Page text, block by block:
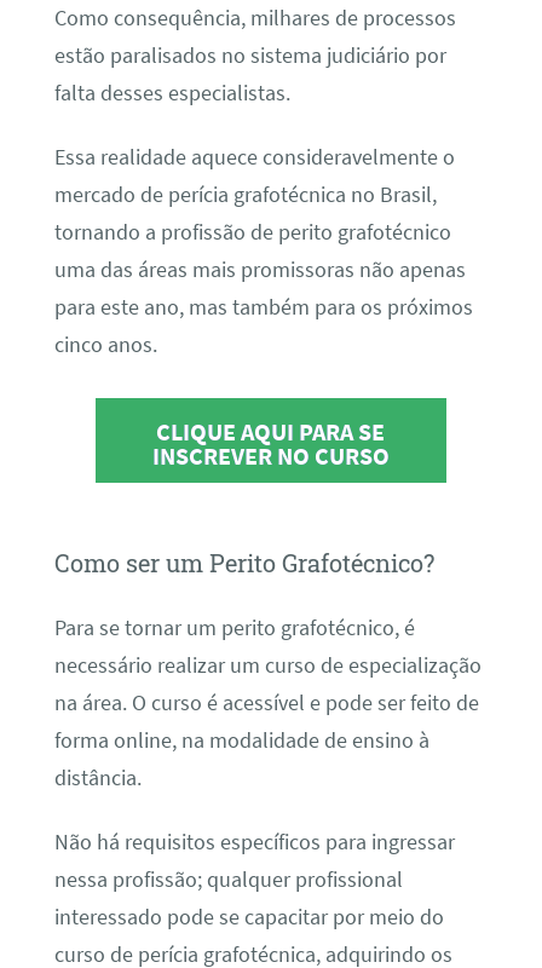
Como consequência, milhares de processos
estão paralisados no sistema judiciário por
falta desses especialistas.
Essa realidade aquece consideravelmente o
mercado de perícia grafotécnica no Brasil,
tornando a profissão de perito grafotécnico
uma das áreas mais promissoras não apenas
para este ano, mas também para os próximos
cinco anos.
CLIQUE AQUI PARA SE
INSCREVER NO CURSO
Como ser um Perito Grafotécnico?
Para se tornar um perito grafotécnico, é
necessário realizar um curso de especialização
na área. O curso é acessível e pode ser feito de
forma online, na modalidade de ensino à
distância.
Não há requisitos específicos para ingressar
nessa profissão; qualquer profissional
interessado pode se capacitar por meio do
curso de perícia grafotécnica, adquirindo os